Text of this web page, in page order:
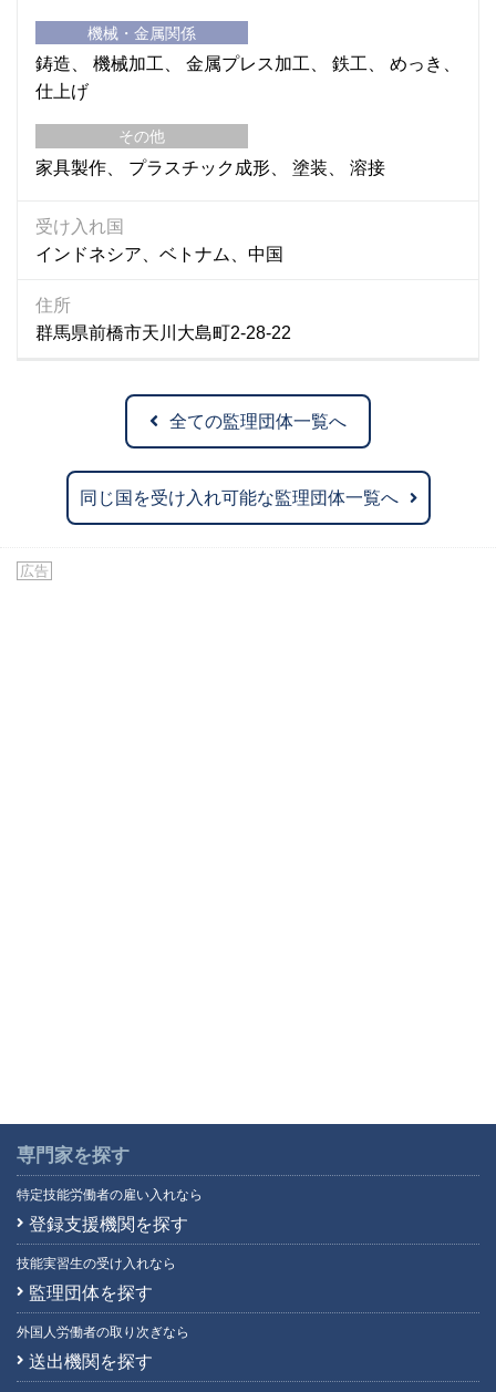
機械・金属関係
鋳造 機械加工 金属プレス加工 鉄工
めっき
仕上げ
その他
家具製作 プラスチック成形 塗装 溶接
受け入れ国
インドネシア、ベトナム、中国
住所
群馬県前橋市天川大島町2-28-22
全ての監理団体一覧へ
同じ国を受け入れ可能な監理団体一覧へ
広告
専門家を探す
特定技能労働者の雇い入れなら
登録支援機関を探す
技能実習生の受け入れなら
監理団体を探す
外国人労働者の取り次ぎなら
送出機関を探す